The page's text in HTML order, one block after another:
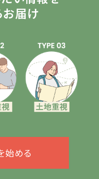
お届け
始める